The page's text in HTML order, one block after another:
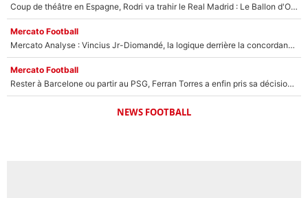
Coup de théâtre en Espagne, Rodri va trahir le Real Madrid : Le Ballon d'Or a choisi de signer au FC Barcelone !
Mercato Football
Mercato Analyse : Vincius Jr-Diomandé, la logique derrière la concordance des temps
Mercato Football
Rester à Barcelone ou partir au PSG, Ferran Torres a enfin pris sa décision : La course contre la montre est lancée !
NEWS FOOTBALL